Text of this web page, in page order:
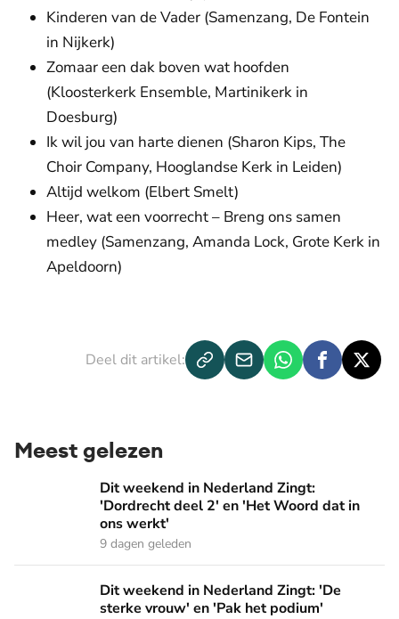
Kinderen van de Vader (Samenzang, De Fontein
in Nijkerk)
Zomaar een dak boven wat hoofden
(Kloosterkerk Ensemble, Martinikerk in
Doesburg)
Ik wil jou van harte dienen (Sharon Kips, The
Choir Company, Hooglandse Kerk in Leiden)
Altijd welkom (Elbert Smelt)
Heer, wat een voorrecht – Breng ons samen
medley (Samenzang, Amanda Lock, Grote Kerk in
Apeldoorn)
De weergave van deze video vereist jouw
Deel dit artikel:
Meest gelezen
Dit weekend in Nederland Zingt: 'Dordrecht deel 2' en
Dit weekend in Nederland Zingt:
'Dordrecht deel 2' en 'Het Woord dat in
ons werkt'
9 dagen geleden
Dit weekend in Nederland Zingt: 'De sterke vrouw' en 'Pak
Dit weekend in Nederland Zingt: 'De
sterke vrouw' en 'Pak het podium'